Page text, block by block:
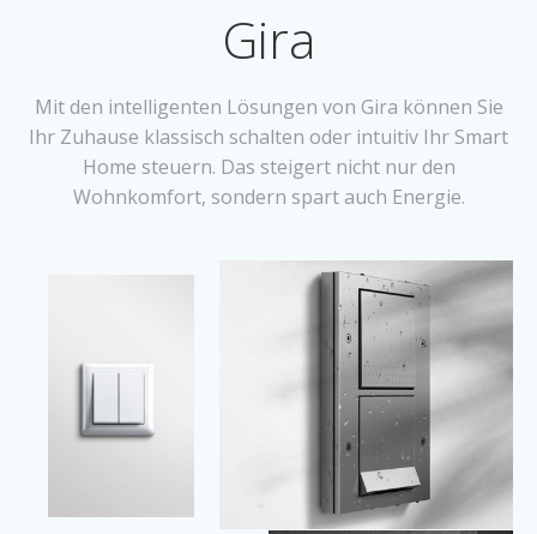
Gira
Mit den intelligenten Lösungen von Gira können Sie
Ihr Zuhause klassisch schalten oder intuitiv Ihr Smart
Home steuern. Das steigert nicht nur den
Wohnkomfort, sondern spart auch Energie.